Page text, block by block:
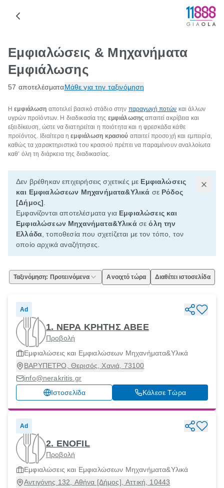
Εμφιαλώσεις & Μηχανήματα
Εμφιάλωσης
57 αποτελέσματαΜάθε για την ταξινόμηση
Ηεμφιάλωση αποτελεί βασικό στάδιο στην παραγωγή ποτών και άλλων
υγρών προϊόντων. Η διαδικασία της εμφιάλωσης απαιτεί ακρίβεια και
εξειδίκευση, ώστε να διατηρείται η ποιότητα και η φρεσκάδα κάθε
προϊόντος. Ιδιαίτερα ηεμφιάλωση κρασιού απαιτεί προσοχή και εμπειρία,
καθώς τα χαρακτηριστικά του κρασιού πρέπει να παραμένουν αναλλοίωτα
καθ’ όλη τη διάρκεια της διαδικασίας.
Δεν βρέθηκαν επιχειρήσεις σχετικές με Εμφιαλώσεις
και Εμφιαλώσεων Μηχανήματα&Υλικά σε Ρόδος
[Δήμος]
Εμφανίζονται αποτελέσματα για Εμφιαλώσεις και
Εμφιαλώσεων Μηχανήματα&Υλικάσεόλη την
Ελλάδα , τοποθεσία που σχετίζεται με τον τόπο, τον
οποίο αρχικά αναζήτησες.
Ταξινόμηση: Προτεινόμενα Ανοιχτό τώρα Διαθέτει ιστοσελίδα
Ad
1. ΝΕΡΑ ΚΡΗΤΗΣ ΑΒΕΕ
Προβολή
Εμφιαλώσεις και Εμφιαλώσεων Μηχανήματα&Υλικά
ΒΑΡΥΠΕΤΡΟ, Θερισός, Χανιά, 73100
info@nerakritis.gr
Ιστοσελίδα
Κάλεσε Τώρα
Ad
2. ENOFIL
Προβολή
Εμφιαλώσεις και Εμφιαλώσεων Μηχανήματα&Υλικά
Αντιγόνης 132, Αθήνα [Δήμος], Αττική, 10443